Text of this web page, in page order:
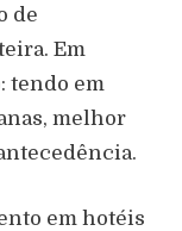
de
Em
tendo em
melhor
em hotéis